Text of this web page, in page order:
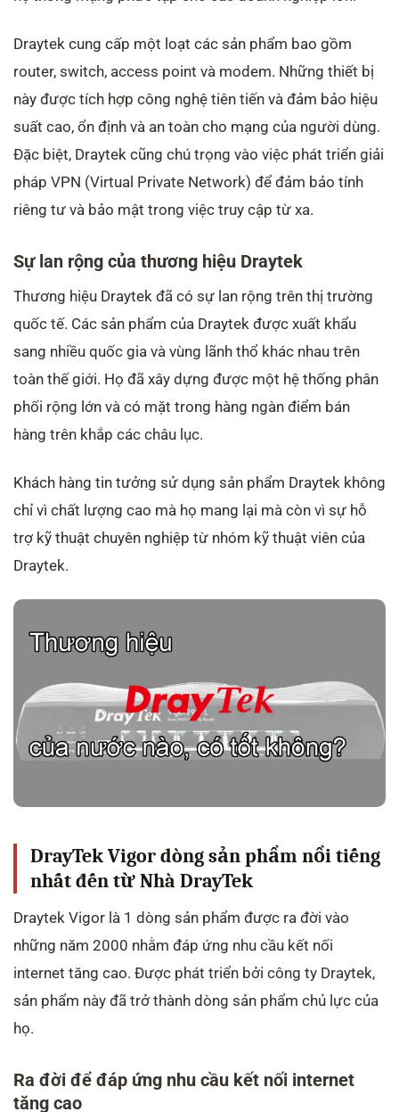
Draytek cung cấp một loạt các sản phẩm bao gồm
router, switch, access point và modem. Những thiết bị
này được tích hợp công nghệ tiên tiến và đảm bảo hiệu
suất cao, ổn định và an toàn cho mạng của người dùng.
Đặc biệt, Draytek cũng chú trọng vào việc phát triển giải
pháp VPN (Virtual Private Network) để đảm bảo tính
riêng tư và bảo mật trong việc truy cập từ xa.
Sự lan rộng của thương hiệu Draytek
Thương hiệu Draytek đã có sự lan rộng trên thị trường
quốc tế. Các sản phẩm của Draytek được xuất khẩu
sang nhiều quốc gia và vùng lãnh thổ khác nhau trên
toàn thế giới. Họ đã xây dựng được một hệ thống phân
phối rộng lớn và có mặt trong hàng ngàn điểm bán
hàng trên khắp các châu lục.
Khách hàng tin tưởng sử dụng sản phẩm Draytek không
chỉ vì chất lượng cao mà họ mang lại mà còn vì sự hỗ
trợ kỹ thuật chuyên nghiệp từ nhóm kỹ thuật viên của
Draytek.
DrayTek Vigor dòng sản phẩm nổi tiếng
nhất đến từ Nhà DrayTek
Draytek Vigor là 1 dòng sản phẩm được ra đời vào
những năm 2000 nhằm đáp ứng nhu cầu kết nối
internet tăng cao. Được phát triển bởi công ty Draytek,
sản phẩm này đã trở thành dòng sản phẩm chủ lực của
họ.
Ra đời để đáp ứng nhu cầu kết nối internet
tăng cao